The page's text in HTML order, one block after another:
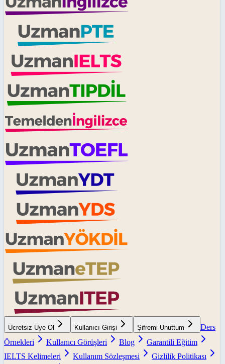
Ücretsiz Üye Ol Kullanıcı Girişi Şifremi Unuttum
Ders
Örnekleri
Kullanıcı Görüşleri Blog
Garantili Eğitim
IELTS Kelimeleri
Kullanım Sözleşmesi
Gizlilik Politikası